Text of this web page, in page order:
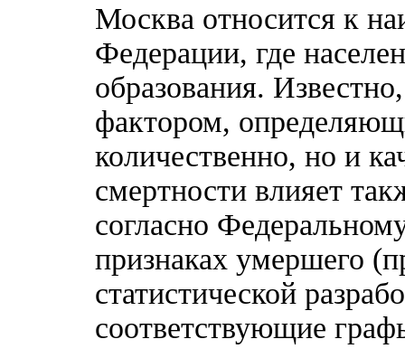
Москва относится к
Федерации, где
образования.
фактором,
количественно, но и
смертности влияет
согласно
признаках умершего
статистической
соответствующие